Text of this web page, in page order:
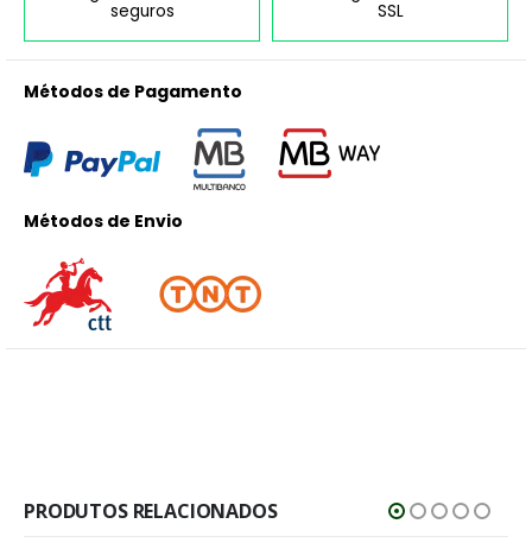
seguros
SSL
Métodos de Pagamento
Métodos de Envio
PRODUTOS RELACIONADOS